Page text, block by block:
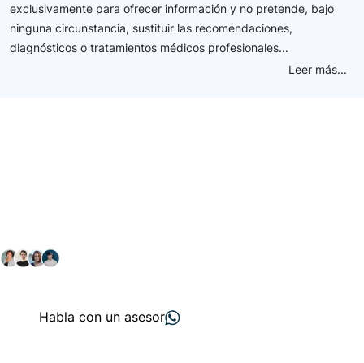
exclusivamente para ofrecer información y no pretende, bajo
ninguna circunstancia, sustituir las recomendaciones,
diagnósticos o tratamientos médicos profesionales...
Leer más...
Habla con un asesor